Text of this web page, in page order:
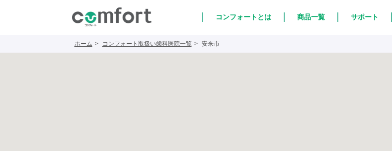
コンフォートとは 商品一覧 サポート
ホーム コンフォート取扱い歯科医院一覧 安来市